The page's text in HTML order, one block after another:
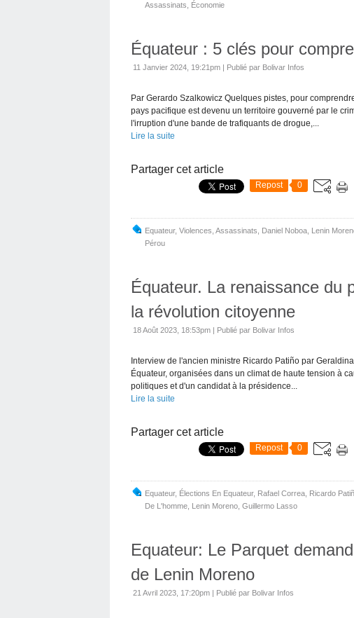
Assassinats
Économie
Équateur : 5 clés pour
11 Janvier 2024, 19:21pm | Publié par Bolivar Infos
Par Gerardo Szalkowicz Quelques pistes, pour
pays pacifique est devenu un territoire gouverné par le
l'irruption d'une bande de trafiquants de drogue,...
Lire la suite
Partager cet article
Repost 0
Equateur, Violences Assassinats Daniel Noboa Lenin
Pérou
Équateur. La renaissance du
la révolution citoyenne
18 Août 2023, 18:53pm | Publié par Bolivar Infos
Interview de l'ancien ministre Ricardo Patiño par
Équateur, organisées dans un climat de haute tension à
politiques et d'un candidat à la présidence...
Lire la suite
Partager cet article
Repost 0
Equateur, Élections En Equateur, Rafael Correa Ricardo
De L'homme Lenin Moreno Guillermo Lasso
Equateur: Le Parquet
de Lenin Moreno
21 Avril 2023, 17:20pm | Publié par Bolivar Infos